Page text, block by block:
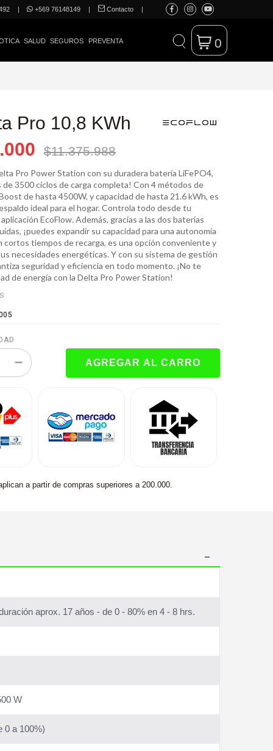
| +569 76148149 | Contacto |
SALUD SEGUROS PREVENTA 0
Pro 10,8 KWh
$11.375.988
Pro Power Station con su duradera batería LiFePO4,
de 3500 ciclos de carga completa! Con 4 métodos de
de hasta 4500W, y capacidad de hasta 21.6 kWh, es
ideal para el hogar. Controla todo desde tu
EcoFlow. Además, gracias a las dos baterías
¡puedes expandir su capacidad para una autonomía
cortos tiempos de recarga, es una opción conveniente y
necesidades energéticas. Y con su sistema de gestión
seguridad y eficiencia en todo momento. ¡No te
de energía con la Delta Pro Power Station!
a partir de compras superiores a 200.000.
aprox. 17 años - de 0 - 80% en 4 - 8 hrs.
W
0 a 100%)